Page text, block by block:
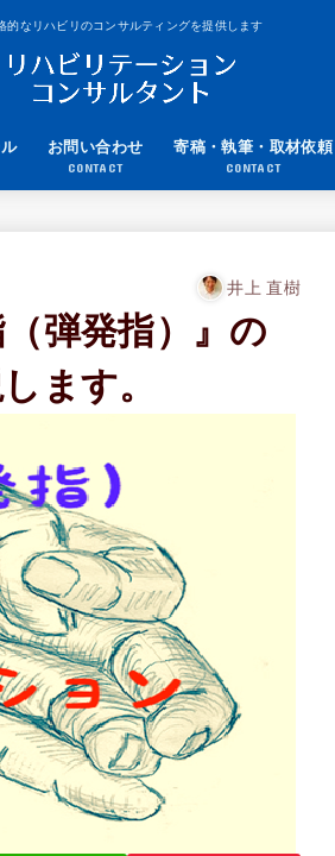
的なリハビリのコンサルティングを提供します
お問い合わせ
CONTACT
寄稿・執筆・取材依頼
CONTACT
井上 直樹
弾発指）』の
ます。